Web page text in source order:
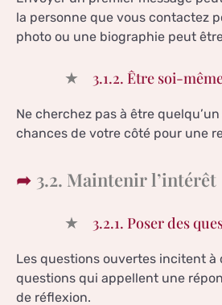
la personne que vous contactez
photo ou une biographie peut
3.1.2. Être soi-
Ne cherchez pas à être
chances de votre côté pour une
3.2. Maintenir l’intérêt
3.2.1. Poser des
Les questions ouvertes incitent à
questions qui appellent une
de réflexion.